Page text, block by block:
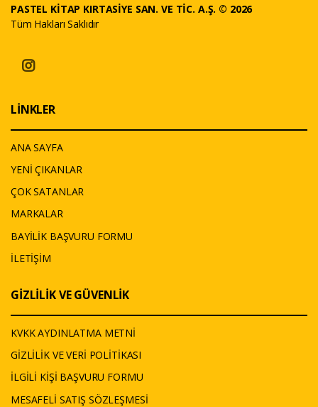
PASTEL KİTAP KIRTASİYE SAN. VE TİC. A.Ş. © 2026
Tüm Hakları Saklıdır
LİNKLER
ANA SAYFA
YENİ ÇIKANLAR
ÇOK SATANLAR
MARKALAR
BAYİLİK BAŞVURU FORMU
İLETİŞİM
GİZLİLİK VE GÜVENLİK
KVKK AYDINLATMA METNİ
GİZLİLİK VE VERİ POLİTİKASI
İLGİLİ KİŞİ BAŞVURU FORMU
MESAFELİ SATIŞ SÖZLEŞMESİ